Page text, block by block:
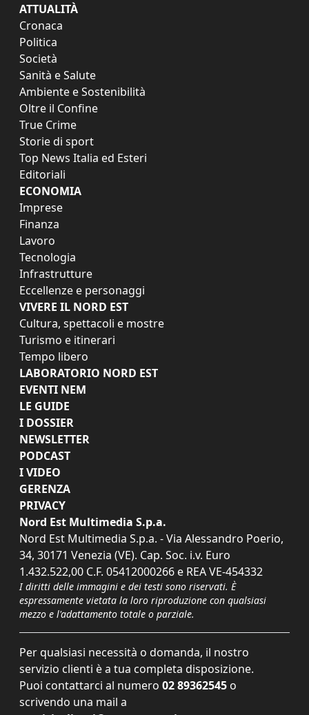
ATTUALITÀ
Cronaca
Politica
Società
Sanità e Salute
Ambiente e Sostenibilità
Oltre il Confine
True Crime
Storie di sport
Top News Italia ed Esteri
Editoriali
ECONOMIA
Imprese
Finanza
Lavoro
Tecnologia
Infrastrutture
Eccellenze e personaggi
VIVERE IL NORD EST
Cultura, spettacoli e mostre
Turismo e itinerari
Tempo libero
LABORATORIO NORD EST
EVENTI NEM
LE GUIDE
I DOSSIER
NEWSLETTER
PODCAST
I VIDEO
GERENZA
PRIVACY
Nord Est Multimedia S.p.a.
Nord Est Multimedia S.p.a. - Via Alessandro Poerio,
34, 30171 Venezia (VE). Cap. Soc. i.v. Euro
1.432.522,00 C.F. 05412000266 e REA VE-454332
I diritti delle immagini e dei testi sono riservati. È
espressamente vietata la loro riproduzione con qualsiasi
mezzo e l'adattamento totale o parziale.
Per qualsiasi necessità o domanda, il nostro
servizio clienti è a tua completa disposizione.
Puoi contattarci al numero 02 89362545 o
scrivendo una mail a